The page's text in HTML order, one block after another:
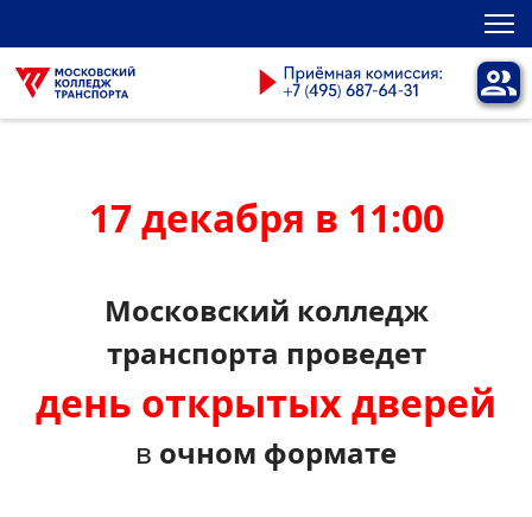
17 декабря в 11:00
Московский колледж
транспорта проведет
день открытых дверей
в очном формате